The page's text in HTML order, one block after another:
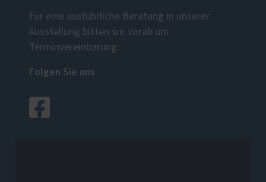
Für eine ausführliche Beratung in unserer
Ausstellung bitten wir vorab um
Terminvereinbarung.
Folgen Sie uns